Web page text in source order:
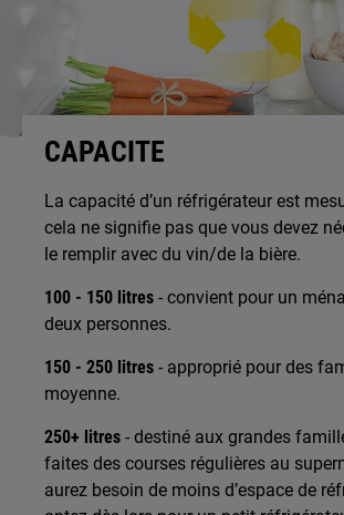
CAPACITE
La capacité d’un réfrigérateur est
cela ne signifie pas que vous devez
le remplir avec du vin/de la bière.
100 - 150 litres - convient pour un
deux personnes.
150 - 250 litres - approprié pour des
moyenne.
250+ litres - destiné aux grandes
faites des courses régulières au
aurez besoin de moins d’espace de